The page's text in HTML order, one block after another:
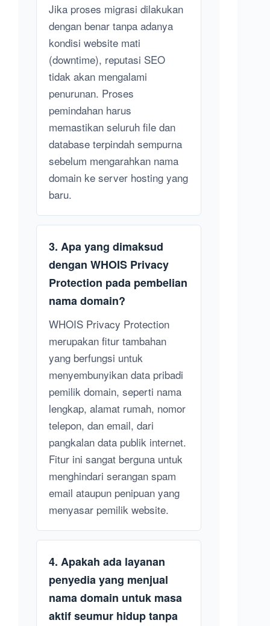
Jika proses migrasi dilakukan
dengan benar tanpa adanya
kondisi website mati
(downtime), reputasi SEO
tidak akan mengalami
penurunan. Proses
pemindahan harus
memastikan seluruh file dan
database terpindah sempurna
sebelum mengarahkan nama
domain ke server hosting yang
baru.
3. Apa yang dimaksud
dengan WHOIS Privacy
Protection pada pembelian
nama domain?
WHOIS Privacy Protection
merupakan fitur tambahan
yang berfungsi untuk
menyembunyikan data pribadi
pemilik domain, seperti nama
lengkap, alamat rumah, nomor
telepon, dan email, dari
pangkalan data publik internet.
Fitur ini sangat berguna untuk
menghindari serangan spam
email ataupun penipuan yang
menyasar pemilik website.
4. Apakah ada layanan
penyedia yang menjual
nama domain untuk masa
aktif seumur hidup tanpa